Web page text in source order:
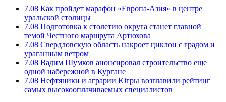
7.08 Как пройдет марафон «Европа-Азия» в центре
уральской столицы
7.08 Подготовка к столетию округа станет главной
темой Честного маршрута Артюхова
7.08 Свердловскую область накроет циклон с градом и
ураганным ветром
7.08 Вадим Шумков анонсировал строительство еще
одной набережной в Кургане
7.08 Нефтяники и аграрии Югры возглавили рейтинг
самых высокооплачиваемых специалистов